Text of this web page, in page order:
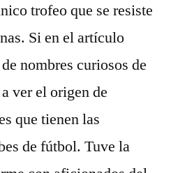
trofeo que se resiste
Si en el artículo
nombres curiosos de
ver el origen de
que tienen las
de fútbol. Tuve la